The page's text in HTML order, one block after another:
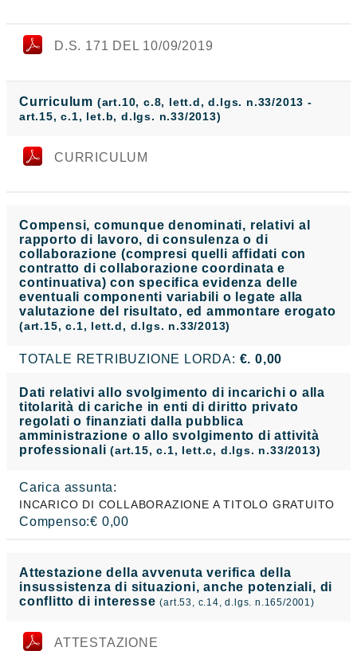
D.S. 171 DEL 10/09/2019
Curriculum (art.10, c.8, lett.d, d.lgs. n.33/2013 -
art.15, c.1, let.b, d.lgs. n.33/2013)
CURRICULUM
Compensi, comunque denominati, relativi al
rapporto di lavoro, di consulenza o di
collaborazione (compresi quelli affidati con
contratto di collaborazione coordinata e
continuativa) con specifica evidenza delle
eventuali componenti variabili o legate alla
valutazione del risultato, ed ammontare erogato
(art.15, c.1, lett.d, d.lgs. n.33/2013)
TOTALE RETRIBUZIONE LORDA: €. 0,00
Dati relativi allo svolgimento di incarichi o alla
titolarità di cariche in enti di diritto privato
regolati o finanziati dalla pubblica
amministrazione o allo svolgimento di attività
professionali(art.15, c.1, lett.c, d.lgs. n.33/2013)
Carica assunta:
INCARICO DI COLLABORAZIONE A TITOLO GRATUITO
Compenso:€ 0,00
Attestazione della avvenuta verifica della
insussistenza di situazioni, anche potenziali, di
conflitto di interesse(art.53, c.14, d.lgs. n.165/2001)
ATTESTAZIONE